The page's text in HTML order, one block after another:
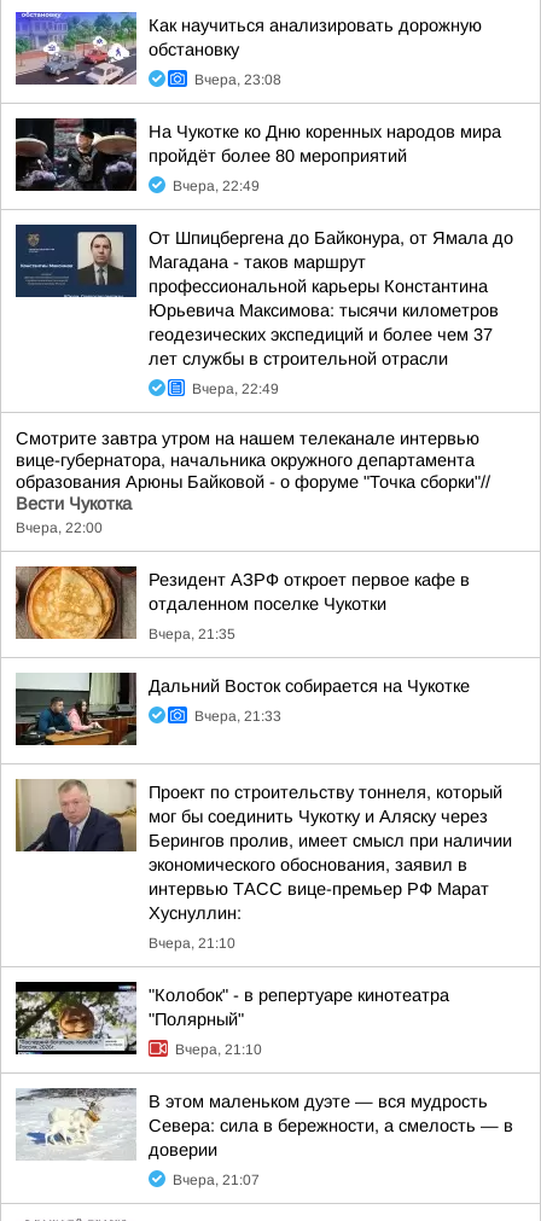
Как научиться анализировать дорожную
обстановку
Вчера, 23:08
На Чукотке ко Дню коренных народов мира
пройдёт более 80 мероприятий
Вчера, 22:49
От Шпицбергена до Байконура, от Ямала до
Магадана - таков маршрут
профессиональной карьеры Константина
Юрьевича Максимова: тысячи километров
геодезических экспедиций и более чем 37
лет службы в строительной отрасли
Вчера, 22:49
Смотрите завтра утром на нашем телеканале интервью
вице-губернатора, начальника окружного департамента
образования Арюны Байковой - о форуме "Точка сборки"//
Вести Чукотка
Вчера, 22:00
Резидент АЗРФ откроет первое кафе в
отдаленном поселке Чукотки
Вчера, 21:35
Дальний Восток собирается на Чукотке
Вчера, 21:33
Проект по строительству тоннеля, который
мог бы соединить Чукотку и Аляску через
Берингов пролив, имеет смысл при наличии
экономического обоснования, заявил в
интервью ТАСС вице-премьер РФ Марат
Хуснуллин:
Вчера, 21:10
"Колобок" - в репертуаре кинотеатра
"Полярный"
Вчера, 21:10
В этом маленьком дуэте — вся мудрость
Севера: сила в бережности, а смелость — в
доверии
Вчера, 21:07